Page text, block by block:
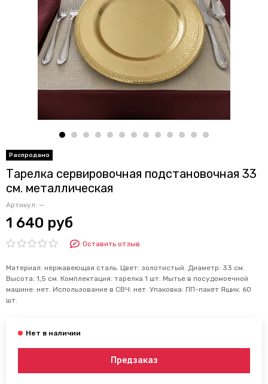
Тарелка сервировочная подстановочная 33
см. металлическая
Артикул: —
1 640 руб
Оставить отзыв
Материал: нержавеющая сталь. Цвет: золотистый. Диаметр: 33 см.
Высота: 1,5 см. Комплектация: тарелка 1 шт. Мытье в посудомоечной
машине: нет. Использование в СВЧ: нет. Упаковка: ПП-пакет Ящик: 60
шт.
Предзаказ